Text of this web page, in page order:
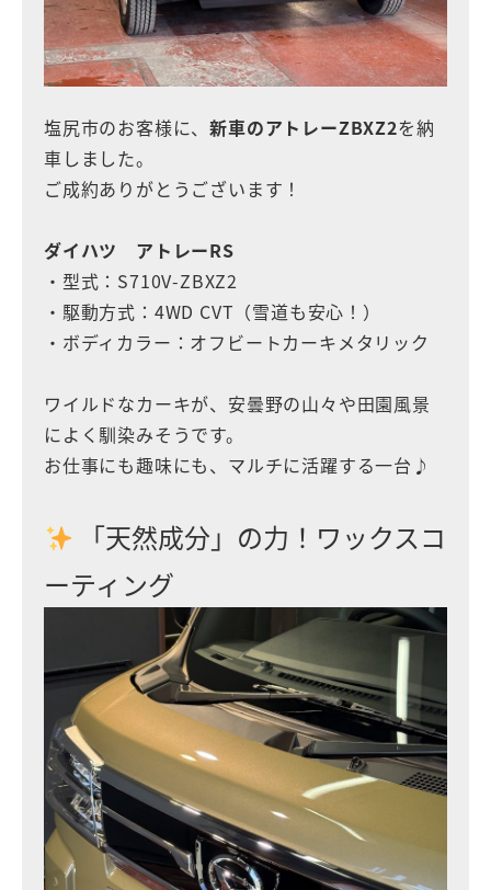
塩尻市のお客様に、新車のアトレーZBXZ2を納
車しました。
ご成約ありがとうございます！
ダイハツ アトレーRS
・型式：S710V-ZBXZ2
・駆動方式：4WD CVT（雪道も安心！）
・ボディカラー：オフビートカーキメタリック
ワイルドなカーキが、安曇野の山々や田園風景
によく馴染みそうです。
お仕事にも趣味にも、マルチに活躍する一台♪
「天然成分」の力！ワックスコ
ーティング